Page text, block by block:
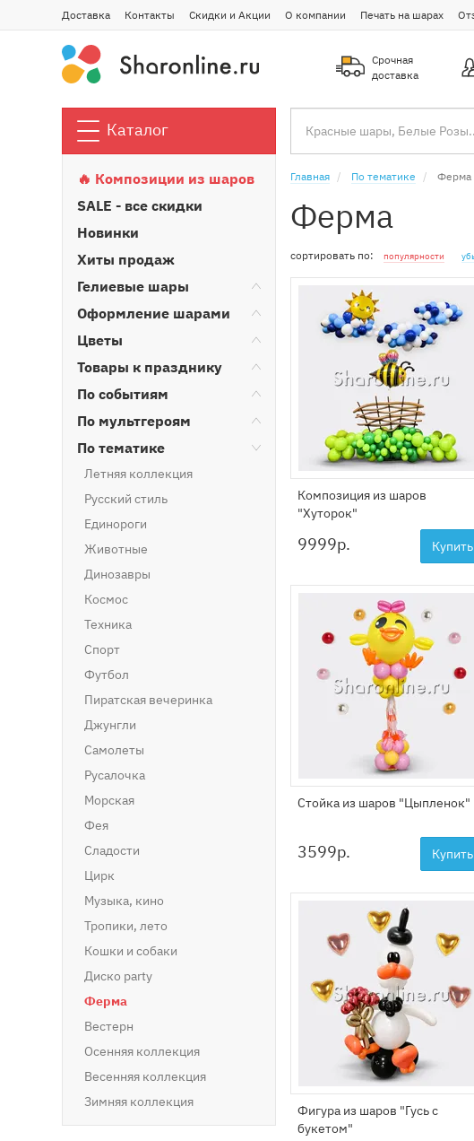
Доставка Контакты Скидки и Акции О компании Печать на шарах
Срочная
доставка
Каталог
🔥 Композиции из шаров
SALE - все скидки
Новинки
Хиты продаж
Гелиевые шары
Оформление шарами
Цветы
Товары к празднику
По событиям
По мультгероям
По тематике
Летняя коллекция
Русский стиль
Единороги
Животные
Динозавры
Космос
Техника
Спорт
Футбол
Пиратская вечеринка
Джунгли
Самолеты
Русалочка
Морская
Фея
Сладости
Цирк
Музыка, кино
Тропики, лето
Кошки и собаки
Диско party
Ферма
Вестерн
Осенняя коллекция
Весенняя коллекция
Зимняя коллекция
Главная По тематике Ферма
Ферма
сортировать по: популярности
Композиция из шаров
"Хуторок"
9999р. Купить
Стойка из шаров "Цыпленок"
3599р. Купить
Фигура из шаров "Гусь с
букетом"